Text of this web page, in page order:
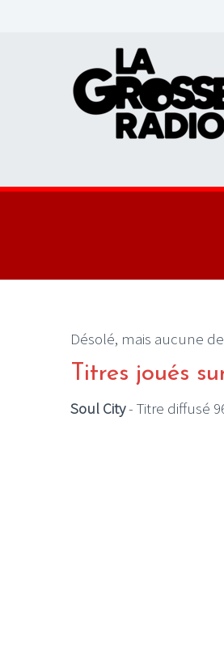
Désolé, mais aucune
Titres joués
Soul City- Titre diffusé